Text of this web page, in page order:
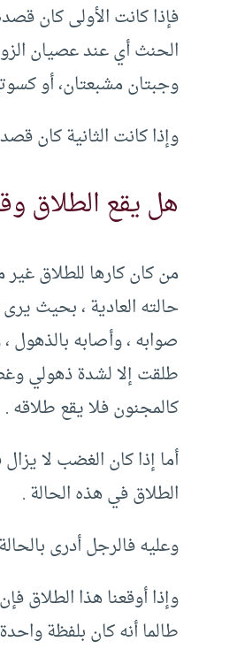
فإذا كانت الأولى كان
الحنث أي عند عصيان
وجبتان مشبعتان، أو
وإذا كانت الثانية كان
هل يقع الطلاق
من كان كارها للطلاق
حالته العادية ، بحيث
صوابه ، وأصابه بالذهول
طلقت إلا لشدة ذهولي
كالمجنون فلا يقع طلاقه .
أما إذا كان الغضب لا
الطلاق في هذه الحالة .
وعليه فالرجل أدرى
وإذا أوقعنا هذا الطلاق
طالما أنه كان بلفظة